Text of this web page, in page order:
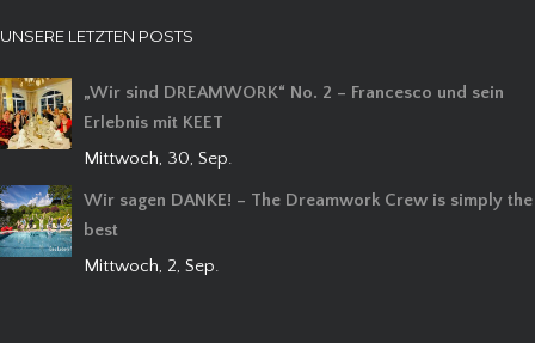
UNSERE LETZTEN POSTS
„Wir sind DREAMWORK“ No. 2 – Francesco und sein
Erlebnis mit KEET
Mittwoch, 30, Sep.
Wir sagen DANKE! – The Dreamwork Crew is simply the
best
Mittwoch, 2, Sep.